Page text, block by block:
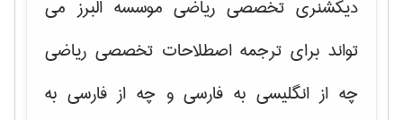
دیکشنری تخصصی ریاضی موسسه البرز می
تواند برای ترجمه اصطلاحات تخصصی ریاضی
چه از انگلیسی به فارسی و چه از فارسی به